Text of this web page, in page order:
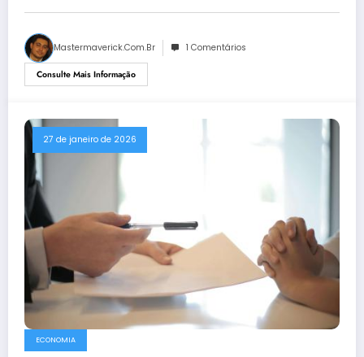
Mastermaverick.com.br 1 Comentários
Consulte Mais Informação
27 de janeiro de 2026
ECONOMIA